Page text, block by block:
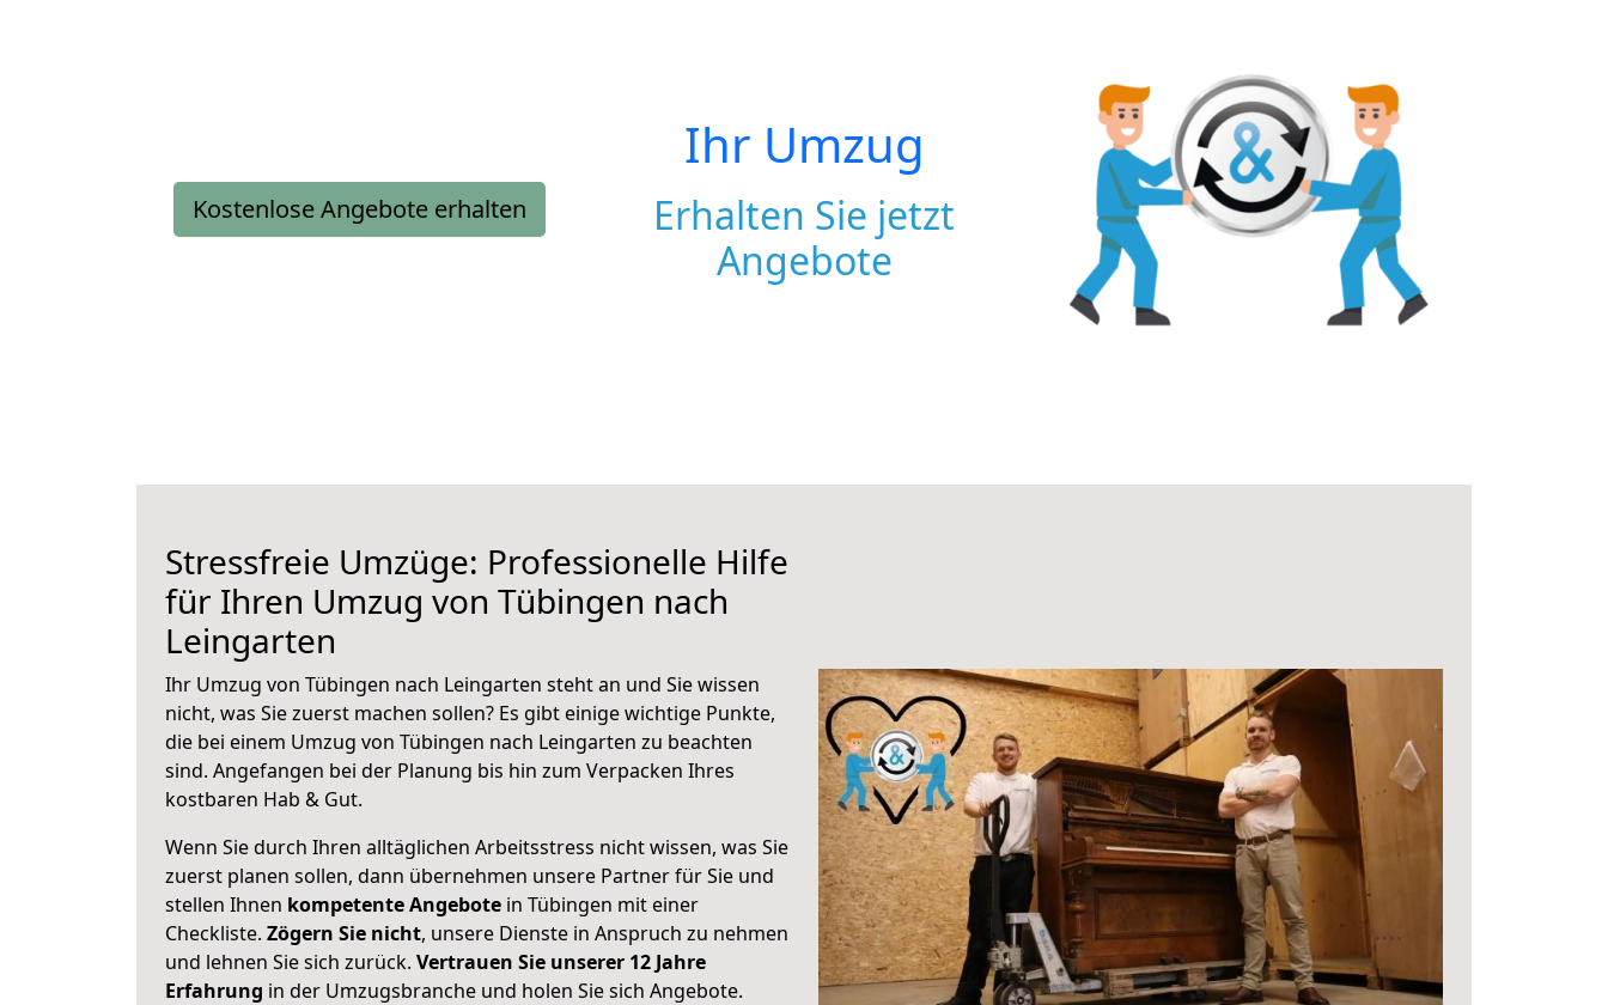
Kostenlose Angebote erhalten
Ihr Umzug
Erhalten Sie jetzt
Angebote
Stressfreie Umzüge: Professionelle Hilfe
für Ihren Umzug von Tübingen nach
Leingarten
Ihr Umzug von Tübingen nach Leingarten steht an und Sie wissen
nicht, was Sie zuerst machen sollen? Es gibt einige wichtige Punkte,
die bei einem Umzug von Tübingen nach Leingarten zu beachten
sind. Angefangen bei der Planung bis hin zum Verpacken Ihres
kostbaren Hab & Gut.
Wenn Sie durch Ihren alltäglichen Arbeitsstress nicht wissen, was Sie
zuerst planen sollen, dann übernehmen unsere Partner für Sie und
stellen Ihnen kompetente Angebote in Tübingen mit einer
Checkliste. Zögern Sie nicht, unsere Dienste in Anspruch zu nehmen
und lehnen Sie sich zurück. Vertrauen Sie unserer 12 Jahre
Erfahrung in der Umzugsbranche und holen Sie sich Angebote.